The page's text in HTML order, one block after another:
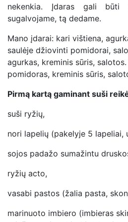
nekenkia. Įdaras gali būti
sugalvojame, tą dedame.
Mano įdarai: kari vištiena,
saulėje džiovinti pomidorai,
agurkas, kreminis sūris,
pomidoras, kreminis sūris,
Pirmą kartą gaminant suši
suši ryžių,
nori lapelių (pakelyje 5 lapeliai,
sojos padažo sumažintu
ryžių acto,
vasabi pastos (žalia pasta,
marinuoto imbiero (imbieras